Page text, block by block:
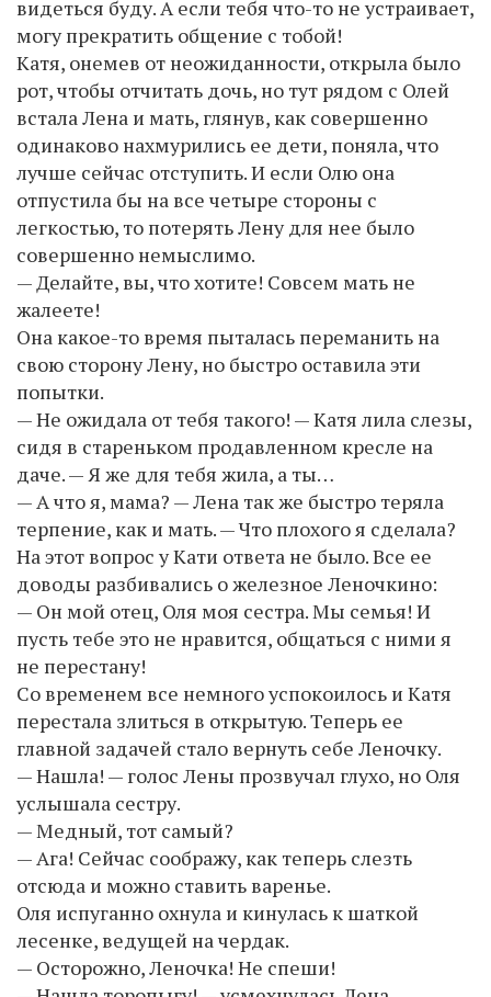
видеться буду. А если тебя что-то не устраивает,
могу прекратить общение с тобой!
Катя, онемев от неожиданности, открыла было
рот, чтобы отчитать дочь, но тут рядом с Олей
встала Лена и мать, глянув, как совершенно
одинаково нахмурились ее дети, поняла, что
лучше сейчас отступить. И если Олю она
отпустила бы на все четыре стороны с
легкостью, то потерять Лену для нее было
совершенно немыслимо.
— Делайте, вы, что хотите! Совсем мать не
жалеете!
Она какое-то время пыталась переманить на
свою сторону Лену, но быстро оставила эти
попытки.
— Не ожидала от тебя такого! — Катя лила слезы,
сидя в стареньком продавленном кресле на
даче. — Я же для тебя жила, а ты…
— А что я, мама? — Лена так же быстро теряла
терпение, как и мать. — Что плохого я сделала?
На этот вопрос у Кати ответа не было. Все ее
доводы разбивались о железное Леночкино:
— Он мой отец, Оля моя сестра. Мы семья! И
пусть тебе это не нравится, общаться с ними я
не перестану!
Со временем все немного успокоилось и Катя
перестала злиться в открытую. Теперь ее
главной задачей стало вернуть себе Леночку.
— Нашла! — голос Лены прозвучал глухо, но Оля
услышала сестру.
— Медный, тот самый?
— Ага! Сейчас соображу, как теперь слезть
отсюда и можно ставить варенье.
Оля испуганно охнула и кинулась к шаткой
лесенке, ведущей на чердак.
— Осторожно, Леночка! Не спеши!